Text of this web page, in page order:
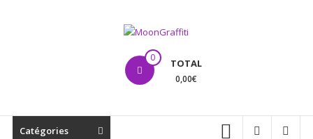
MoonGraffiti 0 TOTAL
0,00€
Catégories